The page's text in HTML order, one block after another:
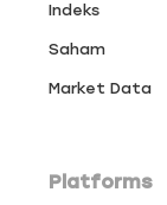
Indeks
Saham
Market Data
Platforms